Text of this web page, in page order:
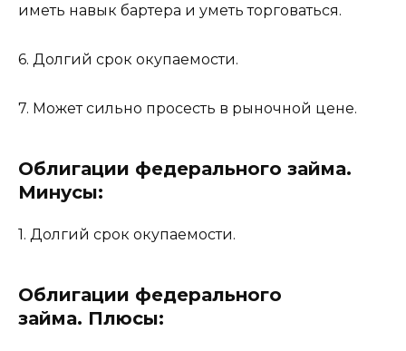
иметь навык бартера и уметь торговаться.
6. Долгий срок окупаемости.
7. Может сильно просесть в рыночной цене.
Облигации федерального займа.
Минусы:
1. Долгий срок окупаемости.
Облигации федерального
займа. Плюсы: